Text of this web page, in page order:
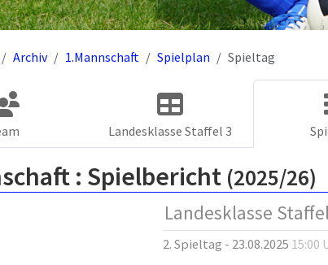
Archiv 1.Mannschaft Spielplan Spieltag
Landesklasse Staffel 3
: Spielbericht (2025/26)
Landesklasse
2. Spieltag - 23.08.2025 15:00